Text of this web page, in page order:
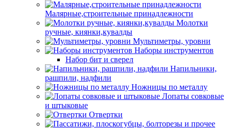
Малярные,строительные принадлежности
Молотки
ручные, киянки,кувалды
Мультиметры, уровни
Наборы инструментов
Набор бит и сверел
Напильники,
рашпили, надфили
Ножницы по металлу
Лопаты совковые
и штыковые
Отвертки